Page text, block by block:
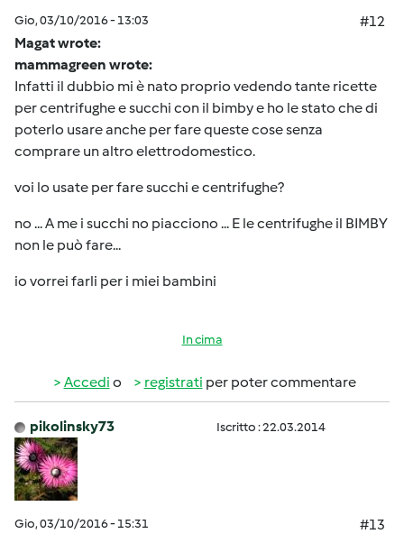
Gio, 03/10/2016 - 13:03
#12
Magat wrote:
mammagreen wrote:
Infatti il dubbio mi è nato proprio vedendo tante ricette
per centrifughe e succhi con il bimby e ho le stato che di
poterlo usare anche per fare queste cose senza
comprare un altro elettrodomestico.
voi lo usate per fare succhi e centrifughe?
no ... A me i succhi no piacciono ... E le centrifughe il BIMBY
non le può fare...
io vorrei farli per i miei bambini
In cima
Accedi o registrati per poter commentare
pikolinsky73 Iscritto : 22.03.2014
Gio, 03/10/2016 - 15:31 #13